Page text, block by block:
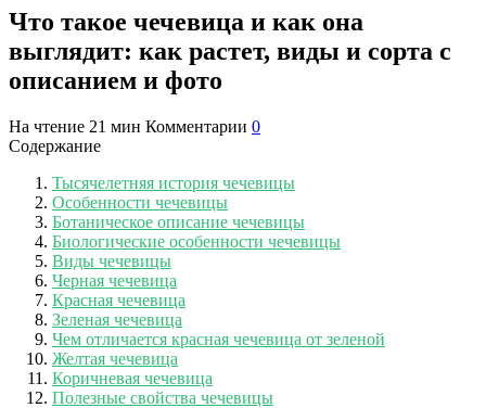
Что такое чечевица и как она
выглядит: как растет, виды и сорта с
описанием и фото
На чтение 21 мин Комментарии 0
Содержание
Тысячелетняя история чечевицы
Особенности чечевицы
Ботаническое описание чечевицы
Биологические особенности чечевицы
Виды чечевицы
Черная чечевица
Красная чечевица
Зеленая чечевица
Чем отличается красная чечевица от зеленой
Желтая чечевица
Коричневая чечевица
Полезные свойства чечевицы